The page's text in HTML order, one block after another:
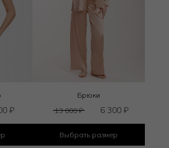
₽
Брюки
13 000₽ 6 300₽
Выбрать размер